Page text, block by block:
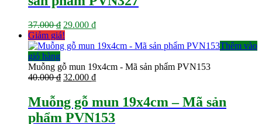
37.000₫ Giá
gốc
là:
29.000 ₫Giá
tại
29.000 ₫.
Giảm giá!
Thêm vào
giỏ hàng
Muỗng gỗ mun 19x4cm - Mã sản phẩm PVN153
40.000₫ Giá
là:
40.000 ₫.
32.000 ₫Giá
tại
là:
32.000 ₫.
Muỗng gỗ mun 19x4cm – Mã sản
phẩm PVN153